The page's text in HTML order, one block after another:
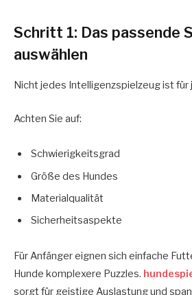
Schritt 1: Das passende
auswählen
Nicht jedes Intelligenzspielzeug ist
Achten Sie auf:
Schwierigkeitsgrad
Größe des Hundes
Materialqualität
Sicherheitsaspekte
Für Anfänger eignen sich einfache
Hunde komplexere Puzzles.
sorgt für geistige Auslastung und